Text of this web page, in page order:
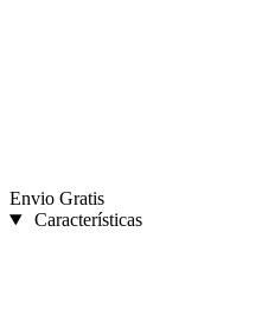
Envio Gratis
Características